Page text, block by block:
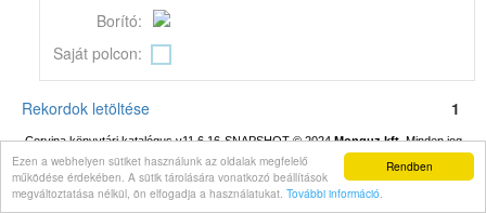
Rendben
Ezen a webhelyen sütiket használunk az oldalak megfelelő
működése érdekében. A sütik tárolására vonatkozó beállítások
megváltoztatása nélkül, ön elfogadja a használatukat. További információ.
Borító:
Saját polcon:
Rekordok letöltése 1
Corvina könyvtári katalógus v11.6.16-SNAPSHOT© 2024Monguz kft.Minden jog
fenntartva.